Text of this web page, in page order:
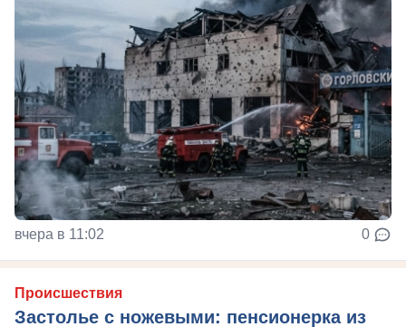
вчера в 11:02 0
Происшествия
Застолье с ножевыми: пенсионерка из